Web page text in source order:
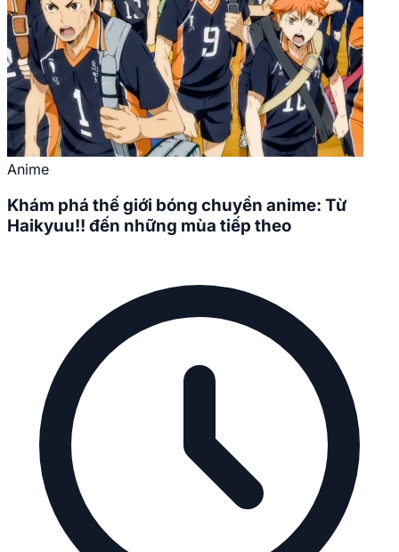
Anime
Khám phá thế giới bóng chuyền anime: Từ
Haikyuu!! đến những mùa tiếp theo